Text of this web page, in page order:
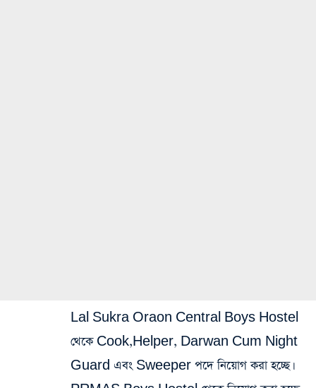
Lal Sukra Oraon Central Boys Hostel
থেকে Cook,Helper, Darwan Cum Night
Guard এবং Sweeper পদে নিয়োগ করা হচ্ছে।